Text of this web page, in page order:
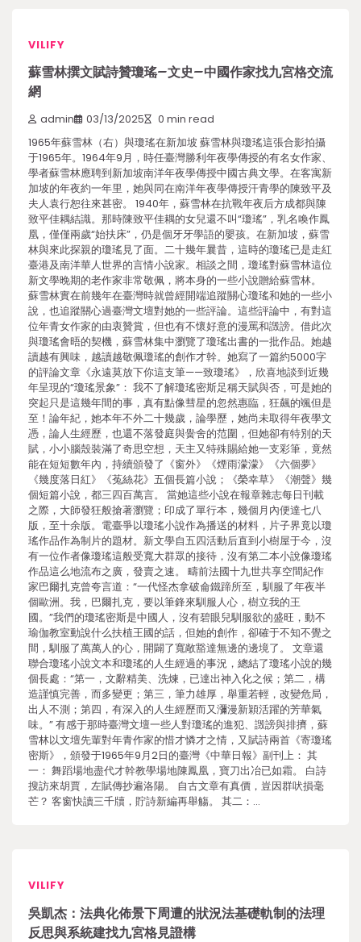
VILIFY
蘇雪林撰文賦詩贊瓊瑤–文史–中國作家找九宮格交流
網
admin 03/13/2025 0 min read
1965年蘇雪林（右）與瓊瑤在新加坡 蘇雪林與瓊瑤這張合影拍攝
于1965年。1964年9月，時任臺灣勝利年夜學傳授的有名女作家、
學者蘇雪林應聘到新加坡南洋年夜學傳授中國古典文學。在客寓新
加坡的年夜約一年里，她與同在南洋年夜學傳授汗青學的陳致平及
夫人袁行恕往來甚密。 1940年，蘇雪林在抗戰年夜后方成都與陳
致平佳耦結識。那時陳致平佳耦的女兒還不叫“瓊瑤”，乳名喚作鳳
凰，僅僅兩歲“始扶床”，仍是個牙牙學語的嬰孩。在新加坡，蘇雪
林與來此探親的瓊瑤見了面。二十幾年曩昔，這時的瓊瑤已是走紅
臺港及南洋華人世界的言情小說家。相談之間，瓊瑤對蘇雪林這位
新文學晚期的老作家非常敬佩，將本身的一些小說贈給蘇雪林。
蘇雪林實在前幾年在臺灣時就曾經開端追蹤關心瓊瑤和她的一些小
說，也追蹤關心過臺灣文壇對她的一些評論。這些評論中，有對這
位年青女作家的由衷贊賞，但也有不懷好意的漫罵和譭謗。借此次
與瓊瑤會晤的契機，蘇雪林集中瀏覽了瓊瑤出書的一批作品。她越
讀越有興味，越讀越敬佩瓊瑤的創作才幹。她寫了一篇約5000字
的評論文章《永遠莫放下你這支筆——致瓊瑤》，欣喜地談到近幾
年呈現的“瓊瑤景象”： 我不了解瓊瑤密斯足稱天賦與否，可是她的
突起只是這幾年間的事，真有點像彗星的忽然惠臨，狂飆的颯但是
至！論年紀，她本年不外二十幾歲，論學歷，她尚未取得年夜學文
憑，論人生經歷，也還不落發庭與黌舍的范圍，但她卻有特別的天
賦，小小腦殼裝滿了奇思空想，天主又特殊賜給她一支彩筆，竟然
能在短短數年內，持續頒發了《窗外》《煙雨濛濛》《六個夢》
《幾度落日紅》《菟絲花》五個長篇小說；《榮幸草》《潮聲》幾
個短篇小說，都三四百萬言。 當她這些小說在報章雜志每日刊載
之際，大師發狂般搶著瀏覽；印成了單行本，幾個月內便達七八
版，至十余版。電臺爭以瓊瑤小說作為播送的材料，片子界竟以瓊
瑤作品作為制片的題材。新文學自五四活動后直到小樹屋于今，沒
有一位作者像瓊瑤這般受寬大群眾的接待，沒有第二本小說像瓊瑤
作品這么地流布之廣，發賣之速。 疇前法國十九世共享空間紀作
家巴爾扎克曾夸言道：“一代怪杰拿破侖鐵蹄所至，馴服了年夜半
個歐洲。我，巴爾扎克，要以筆鋒來馴服人心，樹立我的王
國。”我們的瓊瑤密斯是中國人，沒有碧眼兒馴服欲的盛旺，動不
瑜伽教室動說什么扶植王國的話，但她的創作，卻確于不知不覺之
間，馴服了萬萬人的心，開闢了寬敞豁達無邊的邊境了。 文章還
聯合瓊瑤小說文本和瓊瑤的人生經過的事況，總結了瓊瑤小說的幾
個長處：“第一，文辭精美、洗煉，已達出神入化之候；第二，構
造謹慎完善，而多變更；第三，筆力雄厚，舉重若輕，改變危局，
出人不測；第四，有深入的人生經歷而又瀰漫新穎活躍的芳華氣
味。” 有感于那時臺灣文壇一些人對瓊瑤的進犯、譭謗與排擠，蘇
雪林以文壇先輩對年青作家的惜才憐才之情，又賦詩兩首《寄瓊瑤
密斯》，頒發于1965年9月2日的臺灣《中華日報》副刊上： 其
一： 舞蹈場地盡代才幹教學場地陳鳳凰，寶刀出冶已如霜。 白詩
搜訪來胡賈，左賦傳抄遍洛陽。 自古文章有真價，豈因群吠損毫
芒？ 客窗快讀三千牘，貯詩新編再舉觴。 其二：…
VILIFY
吳凱杰：法典化佈景下周遭的狀況法基礎軌制的法理
反思與系統建找九宮格見證構